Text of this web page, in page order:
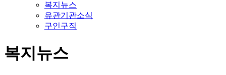
복지뉴스
유관기관소식
구인구직
복지뉴스